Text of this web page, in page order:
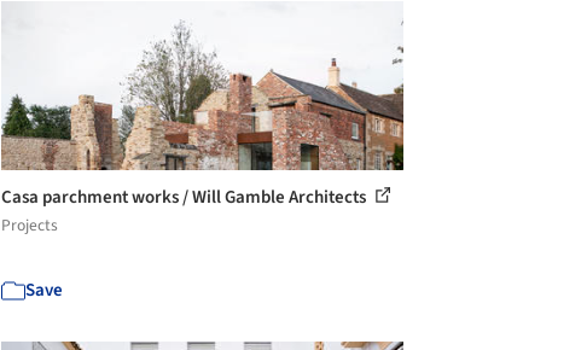
Casa parchment works / Will Gamble Architects
Projects
Save